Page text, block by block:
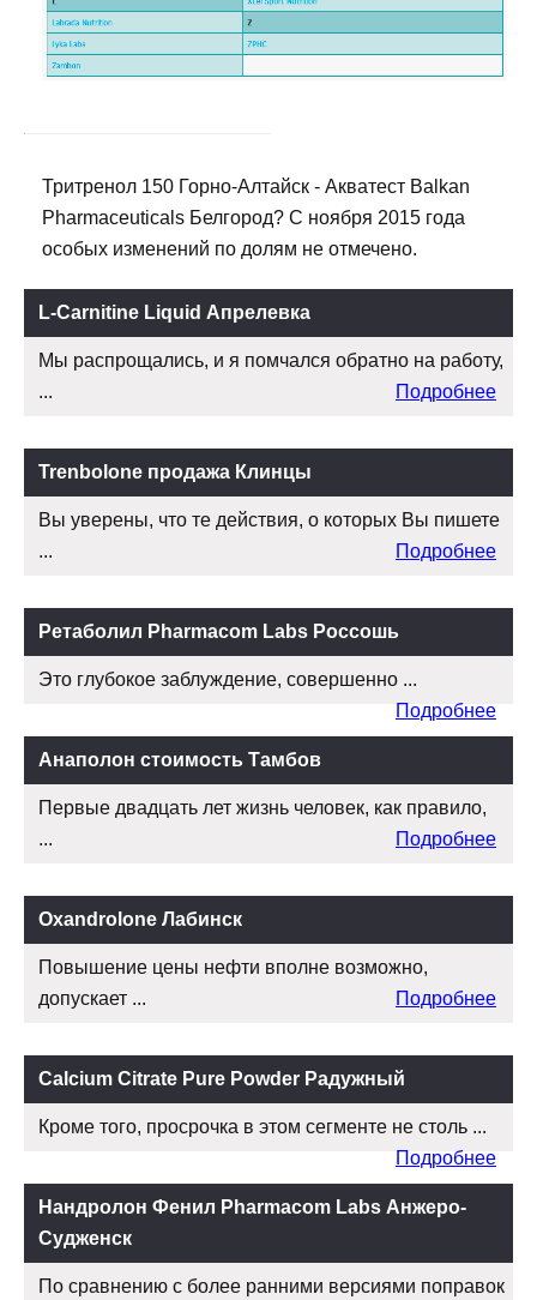
Тритренол 150 Горно-Алтайск - Акватест Balkan
Pharmaceuticals Белгород? С ноября 2015 года
особых изменений по долям не отмечено.
L-Carnitine Liquid Апрелевка
Мы распрощались, и я помчался обратно на работу,
...
Подробнее
Trenbolone продажа Клинцы
Вы уверены, что те действия, о которых Вы пишете
...
Подробнее
Ретаболил Pharmacom Labs Россошь
Это глубокое заблуждение, совершенно ...
Подробнее
Анаполон стоимость Тамбов
Первые двадцать лет жизнь человек, как правило,
...
Подробнее
Oxandrolone Лабинск
Повышение цены нефти вполне возможно,
допускает ...
Подробнее
Calcium Citrate Pure Powder Радужный
Кроме того, просрочка в этом сегменте не столь ...
Подробнее
Нандролон Фенил Pharmacom Labs Анжеро-
Судженск
По сравнению с более ранними версиями поправок